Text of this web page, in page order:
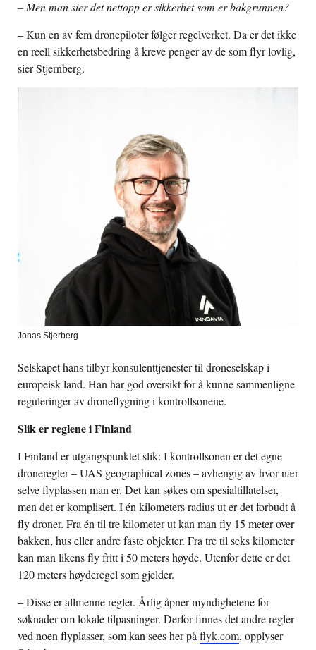
– Men man sier det nettopp er sikkerhet som er bakgrunnen?
– Kun en av fem dronepiloter følger regelverket. Da er det ikke
en reell sikkerhetsbedring å kreve penger av de som flyr lovlig,
sier Stjernberg.
Jonas Stjerberg
Selskapet hans tilbyr konsulenttjenester til droneselskap i
europeisk land. Han har god oversikt for å kunne sammenligne
reguleringer av droneflygning i kontrollsonene.
Slik er reglene i Finland
I Finland er utgangspunktet slik: I kontrollsonen er det egne
droneregler – UAS geographical zones – avhengig av hvor nær
selve flyplassen man er. Det kan søkes om spesialtillatelser,
men det er komplisert. I én kilometers radius ut er det forbudt å
fly droner. Fra én til tre kilometer ut kan man fly 15 meter over
bakken, hus eller andre faste objekter. Fra tre til seks kilometer
kan man likens fly fritt i 50 meters høyde. Utenfor dette er det
120 meters høyderegel som gjelder.
– Disse er allmenne regler. Årlig åpner myndighetene for
søknader om lokale tilpasninger. Derfor finnes det andre regler
ved noen flyplasser, som kan sees her påflyk.com, opplyser